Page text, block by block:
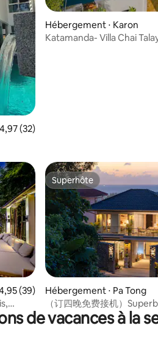
: 4,87 sur 5
moyenne sur la base de 32
4,97 (32)
Hébergement ⋅ Karon
Katamanda- Villa Chai
: 5 sur 5
moyenne sur la base de 39
(39)
Superhôte
Superhôte
Hébergement ⋅ Pa Tong
（订四晚免费接机）
chambres, vue sur la mer
Patong
de vacances à la